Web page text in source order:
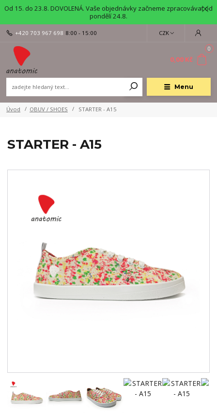
Od 15. do 23.8. DOVOLENÁ. Vaše objednávky začneme zpracovávat od
pondělí 24.8.
Menu
CZK
+420 703 967 698 8:00 - 15:00
0
0,00 Kč
Úvod OBUV / SHOES STARTER - A15
STARTER - A15